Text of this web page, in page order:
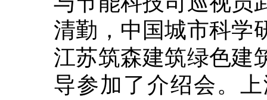
清勤，中国城市科学
江苏筑森建筑绿色建
导参加了介绍会。